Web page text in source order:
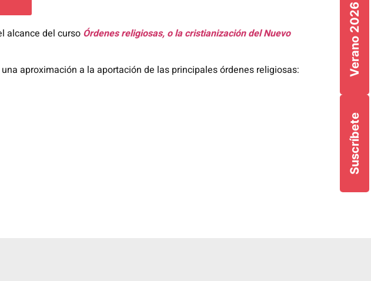
Suscríbete
Verano 2026
alcance del curso Órdenes religiosas, o la cristianización del Nuevo
aproximación a la aportación de las principales órdenes religiosas: